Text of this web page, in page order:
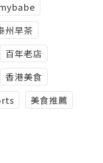
州早茶
百年老店
香港美食
美食推薦